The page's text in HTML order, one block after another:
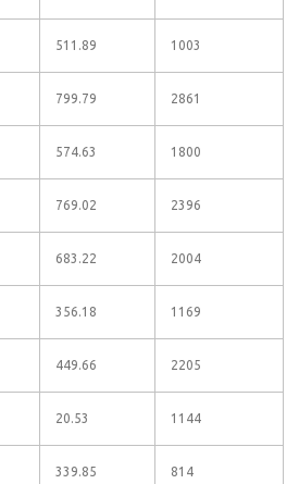
511.89 1003
799.79 2861
574.63 1800
769.02 2396
683.22 2004
356.18 1169
449.66 2205
20.53 1144
339.85 814